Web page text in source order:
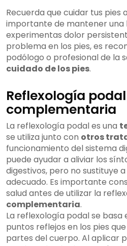
Recuerda que cuidar tus
importante de mantener una
experimentas dolor
problema en los pies, es
podólogo o profesional de la
cuidado de los pies.
Reflexología
complementaria
La reflexología podal es una
se utiliza junto con otros
funcionamiento del sistema
puede ayudar a aliviar los
digestivos, pero no sustituye
adecuado. Es importante
salud antes de utilizar la
complementaria.
La reflexología podal se basa
puntos reflejos en los pies
partes del cuerpo. Al aplicar